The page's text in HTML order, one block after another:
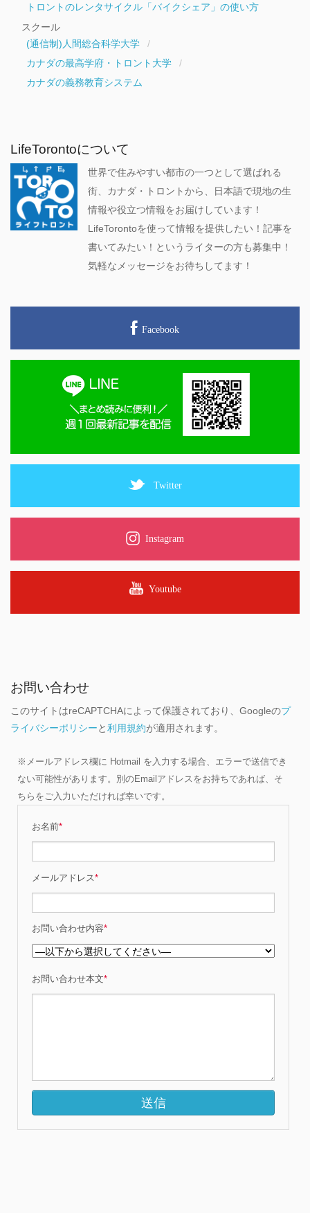
トロントのレンタサイクル「バイクシェア」の使い方
スクール
(通信制)人間総合科学大学
カナダの最高学府・トロント大学
カナダの義務教育システム
LifeTorontoについて
世界で住みやすい都市の一つとして選ばれる
街、カナダ・トロントから、日本語で現地の生
情報や役立つ情報をお届けしています！
LifeTorontoを使って情報を提供したい！記事を
書いてみたい！というライターの方も募集中！
気軽なメッセージをお待ちしてます！
Facebook
Twitter
Instagram
Youtube
お問い合わせ
このサイトはreCAPTCHAによって保護されており、Googleのプ
ライバシーポリシーと利用規約が適用されます。
※メールアドレス欄に Hotmail を入力する場合、エラーで送信でき
ない可能性があります。別のEmailアドレスをお持ちであれば、そ
ちらをご入力いただければ幸いです。
お名前*
メールアドレス*
お問い合わせ内容*
お問い合わせ本文*